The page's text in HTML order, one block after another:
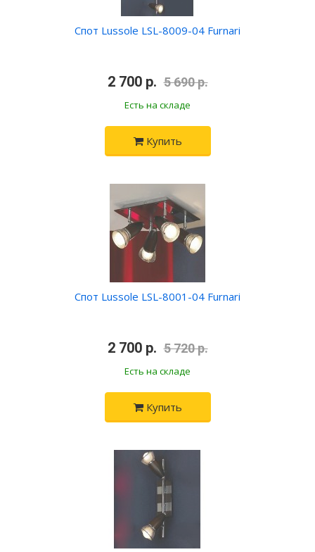
Спот Lussole LSL-8009-04 Furnari
2 700 р. 5 690 р.
Есть на складе
Купить
Спот Lussole LSL-8001-04 Furnari
2 700 р. 5 720 р.
Есть на складе
Купить